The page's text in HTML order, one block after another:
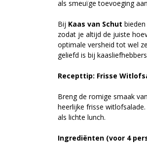
als smeuïge toevoeging
Bij Kaas van Schut
zodat je altijd de juiste
optimale versheid tot wel
geliefd is bij
Recepttip: Frisse
Breng de romige smaak
heerlijke frisse
als lichte lunch.
Ingrediënten (voor 4